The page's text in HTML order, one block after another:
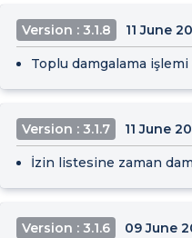
Version : 3.1.8 11 June
Toplu damgalama
Version : 3.1.7 11 June
İzin listesine zaman
Version : 3.1.6 09 June